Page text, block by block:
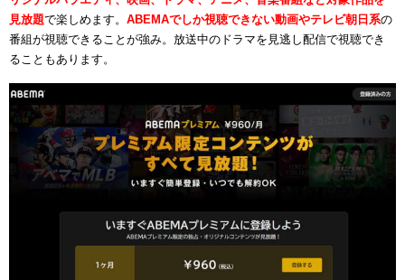
見放題で楽しめます。 ABEMAでしか視聴できない動画やテレビ朝日系の
番組が視聴できることが強み。放送中のドラマを見逃し配信で視聴でき
ることもあります。